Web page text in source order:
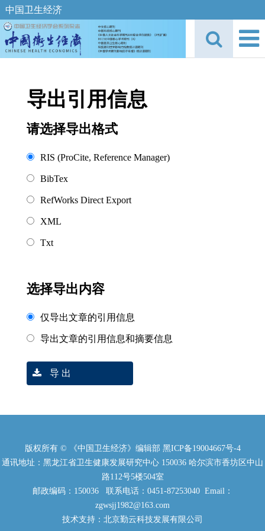
中国卫生经济
导出引用信息
请选择导出格式
RIS (ProCite, Reference Manager)
BibTex
RefWorks Direct Export
XML
Txt
选择导出内容
仅导出文章的引用信息
导出文章的引用信息和摘要信息
导 出
版权所有 © 《中国卫生经济》编辑部 黑ICP备19004667号-4
通讯地址：黑龙江省卫生健康发展研究中心 150036 哈尔滨市香坊区中山
路112号5楼504室
邮政编码：150036 联系电话：0451-87253040 Email：
zgwsjj1982@163.com
技术支持：北京勤云科技发展有限公司